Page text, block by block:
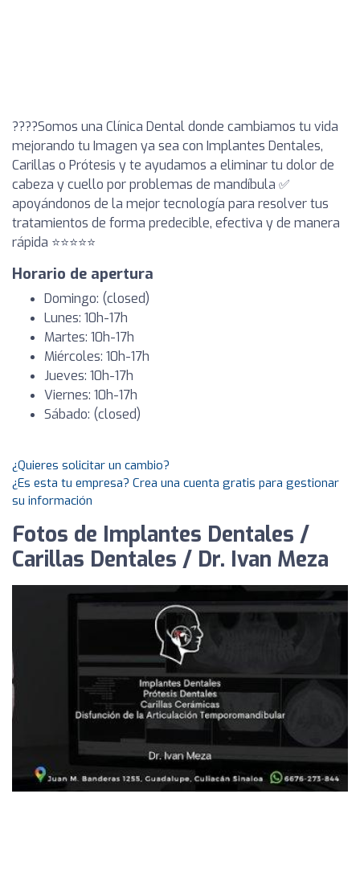
????Somos una Clínica Dental donde cambiamos tu vida
mejorando tu Imagen ya sea con Implantes Dentales,
Carillas o Prótesis y te ayudamos a eliminar tu dolor de
cabeza y cuello por problemas de mandíbula ✅
apoyándonos de la mejor tecnología para resolver tus
tratamientos de forma predecible, efectiva y de manera
rápida ⭐⭐⭐⭐⭐
Horario de apertura
Domingo: (closed)
Lunes: 10h-17h
Martes: 10h-17h
Miércoles: 10h-17h
Jueves: 10h-17h
Viernes: 10h-17h
Sábado: (closed)
¿Quieres solicitar un cambio?
¿Es esta tu empresa? Crea una cuenta gratis para gestionar
su información
Fotos de Implantes Dentales /
Carillas Dentales / Dr. Ivan Meza